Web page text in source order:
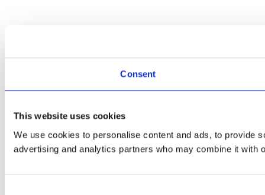
Consent
This website uses cookies
We use cookies to personalise content and ads, to provide
advertising and analytics partners who may combine it with